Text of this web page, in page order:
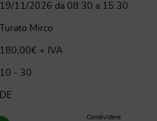
19/11/2026 da 08:30 a 15:30
Turato Mirco
180,00€ + IVA
10 - 30
DE
Condividere